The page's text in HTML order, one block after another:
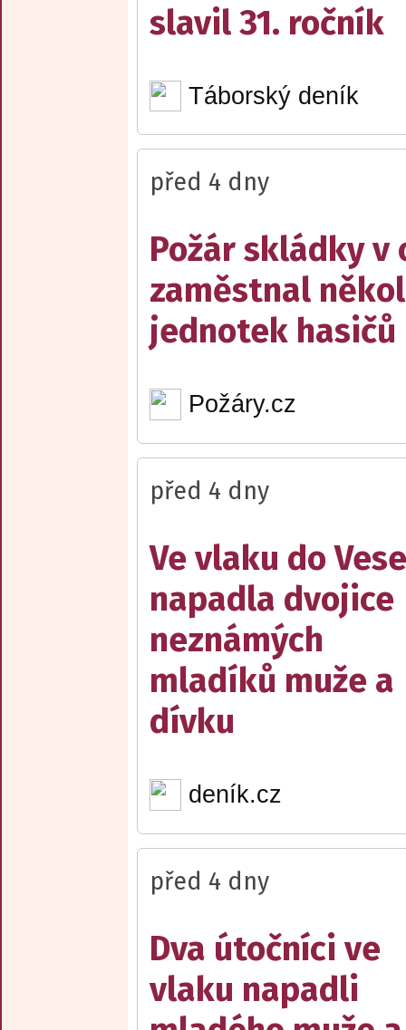
slavil 31. ročník
Táborský deník
před 4 dny
Požár skládky v
zaměstnal
jednotek hasičů
Požáry.cz
před 4 dny
Ve vlaku do
napadla dvojice
neznámých
mladíků muže a
dívku
deník.cz
před 4 dny
Dva útočníci ve
vlaku napadli